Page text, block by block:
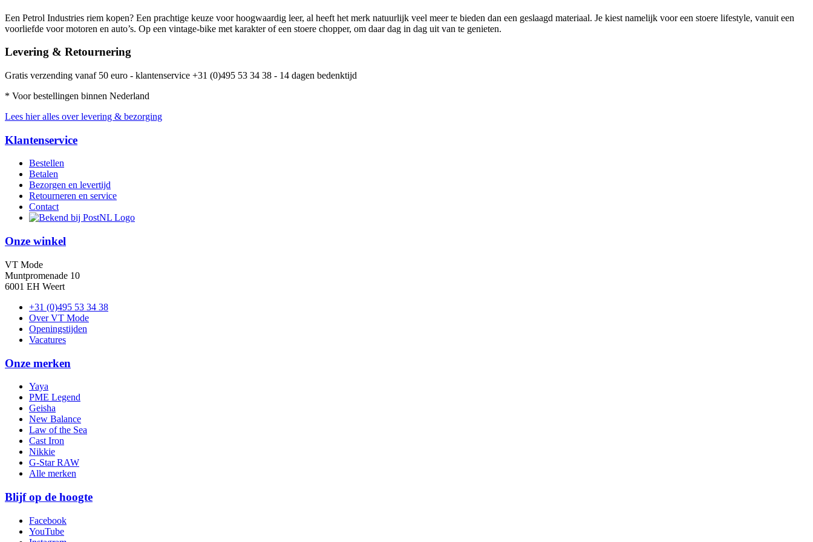
Een Petrol Industries riem kopen? Een prachtige keuze voor hoogwaardig leer, al heeft het merk natuurlijk veel meer te bieden dan een geslaagd materiaal. Je kiest namelijk voor een stoere lifestyle, vanuit een
voorliefde voor motoren en auto’s. Op een vintage-bike met karakter of een stoere chopper, om daar dag in dag uit van te genieten.
Levering & Retournering
Gratis verzending vanaf 50 euro - klantenservice +31 (0)495 53 34 38 - 14 dagen bedenktijd
* Voor bestellingen binnen Nederland
Lees hier alles over levering & bezorging
Klantenservice
Bestellen
Betalen
Bezorgen en levertijd
Retourneren en service
Contact
Onze winkel
VT Mode
Muntpromenade 10
6001 EH Weert
+31 (0)495 53 34 38
Over VT Mode
Openingstijden
Vacatures
Onze merken
Yaya
PME Legend
Geisha
New Balance
Law of the Sea
Cast Iron
Nikkie
G-Star RAW
Alle merken
Blijf op de hoogte
Facebook
YouTube